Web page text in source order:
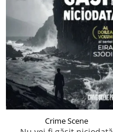
Crime Scene